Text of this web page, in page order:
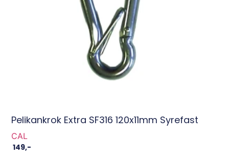
Pelikankrok Extra SF316 120x11mm Syrefast
CAL
149,-